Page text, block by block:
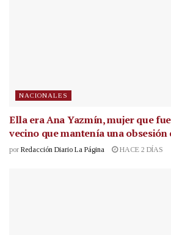
NACIONALES
Ella era Ana Yazmín, mujer que
vecino que mantenía una obsesión
por Redacción Diario La Página HACE 2 DÍAS